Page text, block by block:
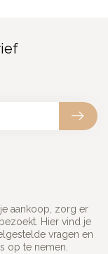
aankoop, zorg er
Hier vind je
vragen en
op te nemen.